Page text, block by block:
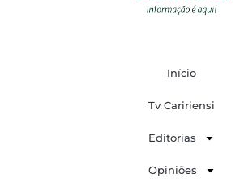
Início
Tv Caririensi
Editorias
Opiniões